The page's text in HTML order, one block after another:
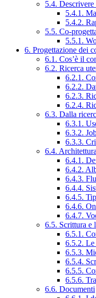
5.4.
5.4.1.
5.4.2.
5.5. Co-
5.5.1.
6. Progettazione dei
6.1. Cos’è il
6.2. Ricerca
6.2.1.
6.2.2.
6.2.3.
6.2.4.
6.3. Dalla
6.3.1.
6.3.2.
6.3.3.
6.4.
6.4.1.
6.4.2.
6.4.3.
6.4.4.
6.4.5.
6.4.6.
6.4.7.
6.5. Scrittura e
6.5.1.
6.5.2. Le
6.5.3.
6.5.4.
6.5.5.
6.5.6.
6.6. Documenti